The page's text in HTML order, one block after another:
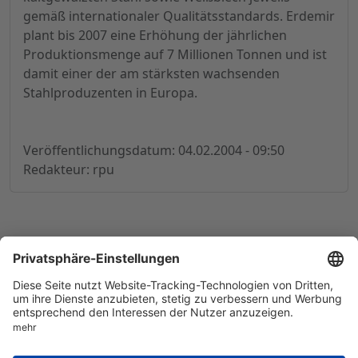
gemäß internationaler Qualitätsstandards. Erdemir
plant bis 2007 eine Erhöhung der jährlichen
Produktionsmenge auf 7 Millionen Tonnen und ist
damit einer der am stärksten wachsenden
Stahlproduzenten in Europa.
Veröffentlichungsdatum: 04.02.2004 - 09:50
Redakteur: rpu
© 1998-2026by GSC Research GmbH
Datenschutz